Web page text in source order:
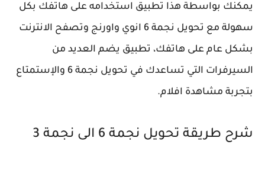
يمكنك بواسطة هذا تطبيق استخدامه على هاتفك بكل
سهولة مع تحويل نجمة 6 انوي واورنج وتصفح الانترنت
بشكل عام على هاتفك، تطبيق يضم العديد من
السيرفرات التي تساعدك في تحويل نجمة 6 والإستمتاع
بتجربة مشاهدة افلام.
شرح طريقة تحويل نجمة 6 الى نجمة 3